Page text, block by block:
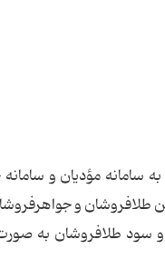
طلافروشان و
طلافروشان به